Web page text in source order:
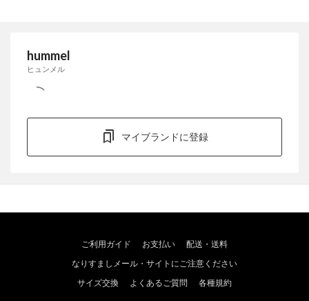
hummel
ヒュンメル
マイブランドに登録
ご利用ガイド お支払い
配送・送料
なりすましメール・サイトにご注意ください
サイズ交換
よくあるご質問 各種規約